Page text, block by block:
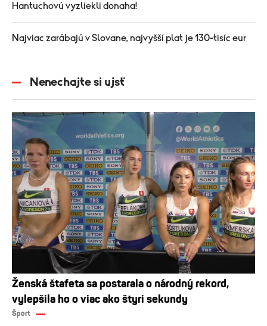
Hantuchovú vyzliekli donaha!
Najviac zarábajú v Slovane, najvyšší plat je 130-tisíc eur
Nenechajte si ujsť
Ženská štafeta sa postarala o národný rekord,
vylepšila ho o viac ako štyri sekundy
Šport